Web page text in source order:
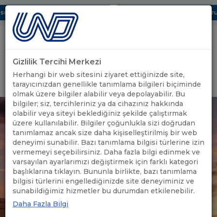
Dijital UBAK Bölümü Hakkında UND, Yunanistan Vize
Uluslararası Nakliyeciler Derneği
GİRİŞ YAP
Gizlilik Tercihi Merkezi
Herhangi bir web sitesini ziyaret ettiğinizde site,
tarayıcınızdan genellikle tanımlama bilgileri biçiminde
olmak üzere bilgiler alabilir veya depolayabilir. Bu
bilgiler; siz, tercihleriniz ya da cihazınız hakkında
olabilir veya siteyi beklediğiniz şekilde çalıştırmak
üzere kullanılabilir. Bilgiler çoğunlukla sizi doğrudan
tanımlamaz ancak size daha kişiselleştirilmiş bir web
deneyimi sunabilir. Bazı tanımlama bilgisi türlerine izin
vermemeyi seçebilirsiniz. Daha fazla bilgi edinmek ve
varsayılan ayarlarımızı değiştirmek için farklı kategori
başlıklarına tıklayın. Bununla birlikte, bazı tanımlama
bilgisi türlerini engellediğinizde site deneyiminiz ve
sunabildiğimiz hizmetler bu durumdan etkilenebilir.
Daha Fazla Bilgi